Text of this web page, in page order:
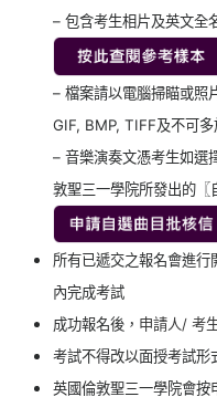
– 包含考生相片及英文全
– 檔案請以電腦掃瞄或照
GIF, BMP, TIFF及不可
– 音樂演奏文憑考生如選
敦聖三一學院所發出的〖
所有已遞交之報名會進
內完成考試
成功報名後， 申請人/ 考
考試不得改以面授考試形
英國倫敦聖三一學院會按